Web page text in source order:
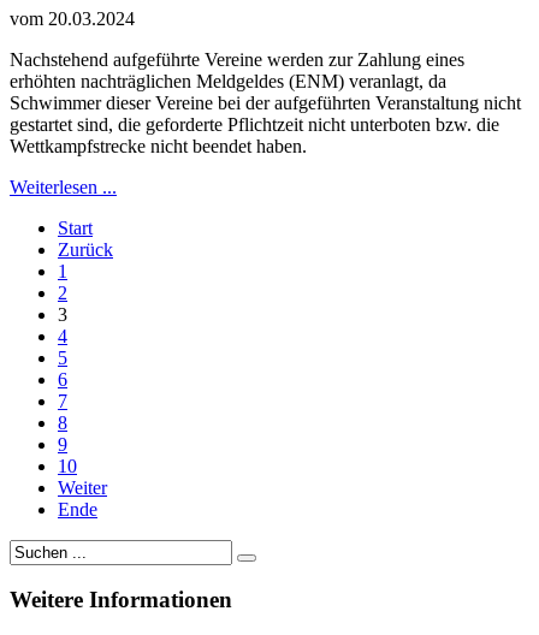
vom 20.03.2024
Nachstehend aufgeführte Vereine werden zur Zahlung eines
erhöhten nachträglichen Meldgeldes (ENM) veranlagt, da
Schwimmer dieser Vereine bei der aufgeführten Veranstaltung nicht
gestartet sind, die geforderte Pflichtzeit nicht unterboten bzw. die
Wettkampfstrecke nicht beendet haben.
Weiterlesen ...
Start
Zurück
1
2
3
4
5
6
7
8
9
10
Weiter
Ende
Weitere Informationen